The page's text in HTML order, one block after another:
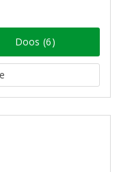
Doos (6)